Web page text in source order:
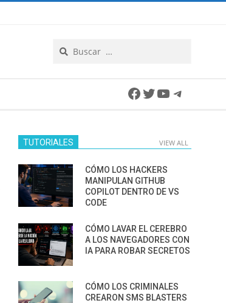
Facebook
Twitter
YouTube
TUTORIALES VIEW ALL
CÓMO LOS HACKERS
MANIPULAN GITHUB
COPILOT DENTRO DE VS
CODE
CÓMO LAVAR EL CEREBRO
A LOS NAVEGADORES CON
IA PARA ROBAR SECRETOS
CÓMO LOS CRIMINALES
CREARON SMS BLASTERS